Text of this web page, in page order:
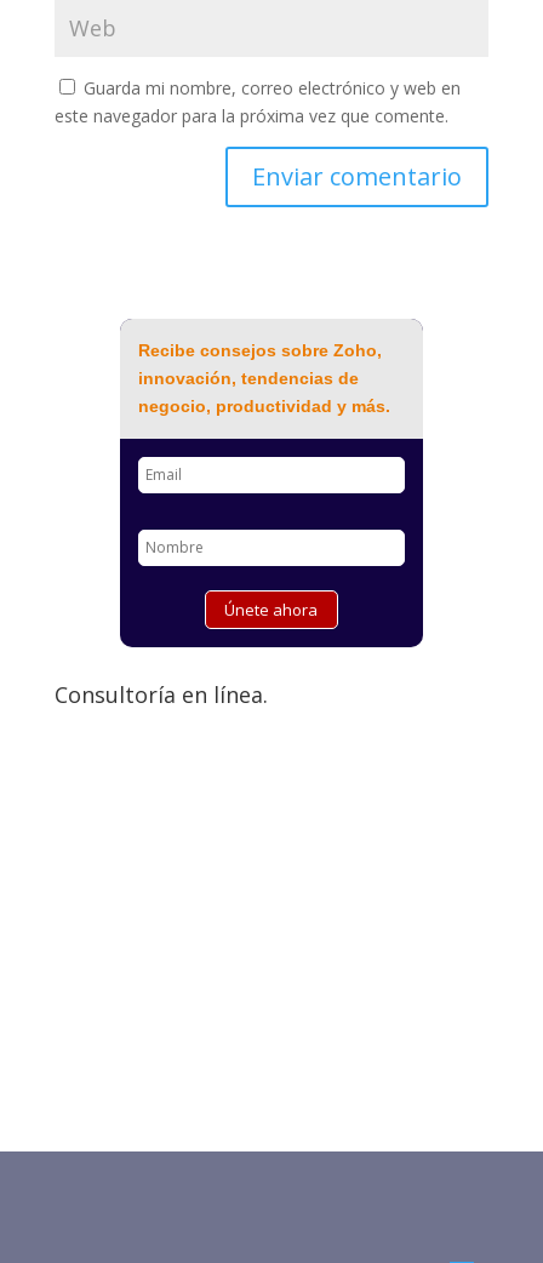
Guarda mi nombre, correo electrónico y web en
este navegador para la próxima vez que comente.
Recibe consejos sobre Zoho,
innovación, tendencias de
negocio, productividad y más.
Consultoría en línea.